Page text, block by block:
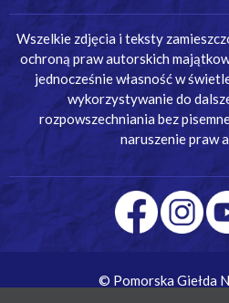
Wszelkie zdjęcia i teksty
ochroną praw autorskich
jednocześnie własność w
wykorzystywanie do
rozpowszechniania bez
naruszenie praw
© Pomorska Giełda